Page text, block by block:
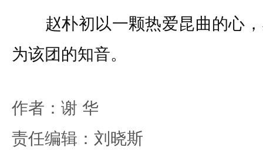
赵朴初以一颗热爱昆曲的心，
为该团的知音。
作者：谢 华
责任编辑：刘晓斯